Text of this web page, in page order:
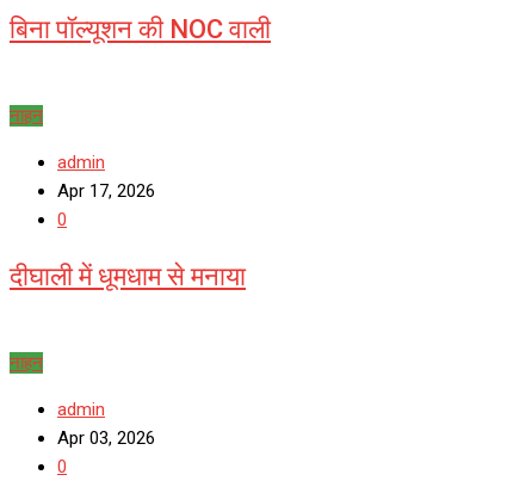
बिना पॉल्यूशन की NOC वाली
नाहन
admin
Apr 17, 2026
0
दीघाली में धूमधाम से मनाया
नाहन
admin
Apr 03, 2026
0